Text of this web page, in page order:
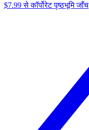
$7.99 से कॉर्पोरेट पृष्ठभूमि जाँच